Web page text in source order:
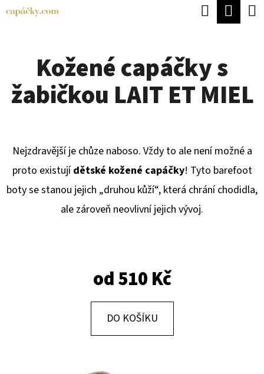
Přejít
Hledat
Kožené capáčky s
žabičkou LAIT ET MIEL
Nejzdravější je chůze naboso. Vždy to ale není možné a
proto existujídětské kožené capáčky! Tyto barefoot
boty se stanou jejich „druhou kůží“, která chrání chodidla,
ale zároveň neovlivní jejich vývoj.
od510 Kč
DO KOŠÍKU
K
O
T
Ř
E